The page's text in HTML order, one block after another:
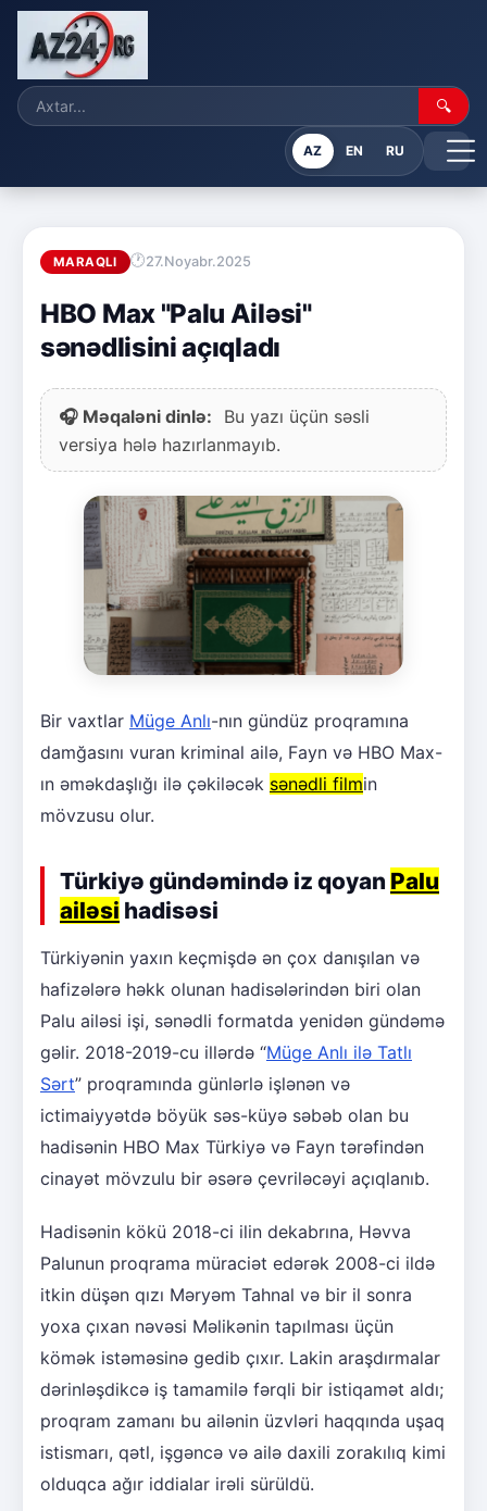
🔍
AZ EN RU
MARAQLI 27.Noyabr.2025
HBO Max "Palu Ailəsi"
sənədlisini açıqladı
🎧 Məqaləni dinlə:
Bu yazı üçün səsli
versiya hələ hazırlanmayıb.
Bir vaxtlar Müge Anlı-nın gündüz proqramına
damğasını vuran kriminal ailə, Fayn və HBO Max-
ın əməkdaşlığı ilə çəkiləcək sənədli filmin
mövzusu olur.
Türkiyə gündəmində iz qoyan Palu
ailəsi hadisəsi
Türkiyənin yaxın keçmişdə ən çox danışılan və
hafizələrə həkk olunan hadisələrindən biri olan
Palu ailəsi işi, sənədli formatda yenidən gündəmə
gəlir. 2018-2019-cu illərdə “Müge Anlı ilə Tatlı
Sərt” proqramında günlərlə işlənən və
ictimaiyyətdə böyük səs-küyə səbəb olan bu
hadisənin HBO Max Türkiyə və Fayn tərəfindən
cinayət mövzulu bir əsərə çevriləcəyi açıqlanıb.
Hadisənin kökü 2018-ci ilin dekabrına, Həvva
Palunun proqrama müraciət edərək 2008-ci ildə
itkin düşən qızı Məryəm Tahnal və bir il sonra
yoxa çıxan nəvəsi Məlikənin tapılması üçün
kömək istəməsinə gedib çıxır. Lakin araşdırmalar
dərinləşdikcə iş tamamilə fərqli bir istiqamət aldı;
proqram zamanı bu ailənin üzvləri haqqında uşaq
istismarı, qətl, işgəncə və ailə daxili zorakılıq kimi
olduqca ağır iddialar irəli sürüldü.